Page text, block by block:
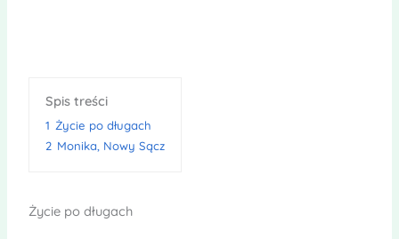
Spis treści
1 Życie po długach
2 Monika, Nowy Sącz
Życie po długach